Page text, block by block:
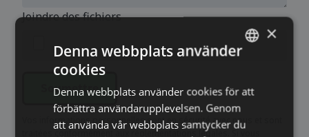
Joindre des fichiers
Soumettre
Vos informations personnelles sont en sécurité avec nous et sont
traitées conformément aux réglementations légales. Si vous
ENGLISH
DUTCH
×
Denna webbplats använder
cookies
Denna webbplats använder cookies för att
förbättra användarupplevelsen. Genom
att använda vår webbplats samtycker du